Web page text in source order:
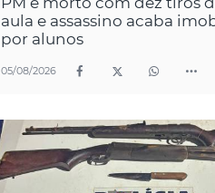
aula e assassino acaba
por alunos
05/08/2026